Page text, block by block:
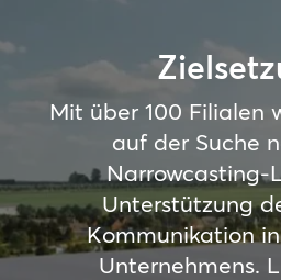
Mit über 100 Filialen
auf der Suche
Narrowcasting-
Unterstützung
Kommunikation
Unternehmens.